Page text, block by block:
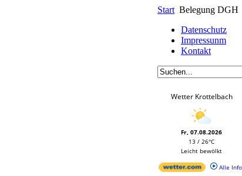
Start Belegung DGH
Datenschutz
Impressunm
Kontakt
Wetter Krottelbach
Fr, 07.08.2026
13 / 26°C
Leicht bewölkt
Alle